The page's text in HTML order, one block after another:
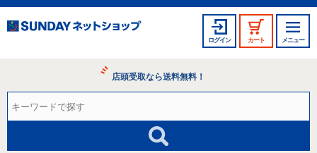
ログイン カート メニュー
店頭受取なら送料無料！